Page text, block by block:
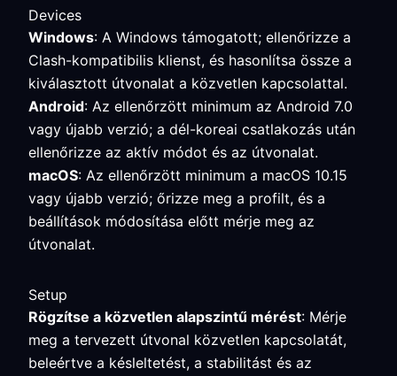
Devices
Windows: A Windows támogatott; ellenőrizze a
Clash-kompatibilis klienst, és hasonlítsa össze a
kiválasztott útvonalat a közvetlen kapcsolattal.
Android: Az ellenőrzött minimum az Android 7.0
vagy újabb verzió; a dél-koreai csatlakozás után
ellenőrizze az aktív módot és az útvonalat.
macOS: Az ellenőrzött minimum a macOS 10.15
vagy újabb verzió; őrizze meg a profilt, és a
beállítások módosítása előtt mérje meg az
útvonalat.
Setup
Rögzítse a közvetlen alapszintű mérést: Mérje
meg a tervezett útvonal közvetlen kapcsolatát,
beleértve a késleltetést, a stabilitást és az